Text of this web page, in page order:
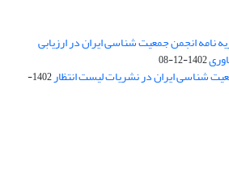
نامه انجمن جمعیت شناسی ایران در ارزیابی
1402-12-08
شناسی ایران در نشریات لیست انتظار
1402-